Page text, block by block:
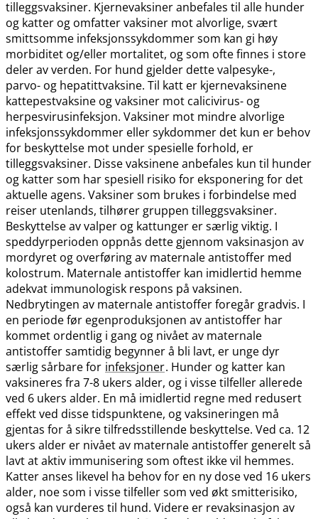
tilleggsvaksiner. Kjernevaksiner anbefales til alle hunder
og katter og omfatter vaksiner mot alvorlige, svært
smittsomme infeksjonssykdommer som kan gi høy
morbiditet og​/​eller mortalitet, og som ofte finnes i store
deler av verden. For hund gjelder dette valpesyke-,
parvo- og hepatittvaksine. Til katt er kjernevaksinene
kattepestvaksine og vaksiner mot calicivirus- og
herpesvirusinfeksjon. Vaksiner mot mindre alvorlige
infeksjonssykdommer eller sykdommer det kun er behov
for beskyttelse mot under spesielle forhold, er
tilleggsvaksiner. Disse vaksinene anbefales kun til hunder
og katter som har spesiell risiko for eksponering for det
aktuelle agens. Vaksiner som brukes i forbindelse med
reiser utenlands, tilhører gruppen tilleggsvaksiner.
Beskyttelse av valper og kattunger er særlig viktig. I
speddyrperioden oppnås dette gjennom vaksinasjon av
mordyret og overføring av maternale antistoffer med
kolostrum. Maternale antistoffer kan imidlertid hemme
adekvat immunologisk respons på vaksinen.
Nedbrytingen av maternale antistoffer foregår gradvis. I
en periode før egenproduksjonen av antistoffer har
kommet ordentlig i gang og nivået av maternale
antistoffer samtidig begynner å bli lavt, er unge dyr
særlig sårbare for infeksjoner. Hunder og katter kan
vaksineres fra 7-8 ukers alder, og i visse tilfeller allerede
ved 6 ukers alder. En må imidlertid regne med redusert
effekt ved disse tidspunktene, og vaksineringen må
gjentas for å sikre tilfredsstillende beskyttelse. Ved ca. 12
ukers alder er nivået av maternale antistoffer generelt så
lavt at aktiv immunisering som oftest ikke vil hemmes.
Katter anses likevel ha behov for en ny dose ved 16 ukers
alder, noe som i visse tilfeller som ved økt smitterisiko,
også kan vurderes til hund. Videre er revaksinasjon av